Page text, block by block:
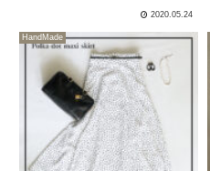
2020.05.24
HandMade